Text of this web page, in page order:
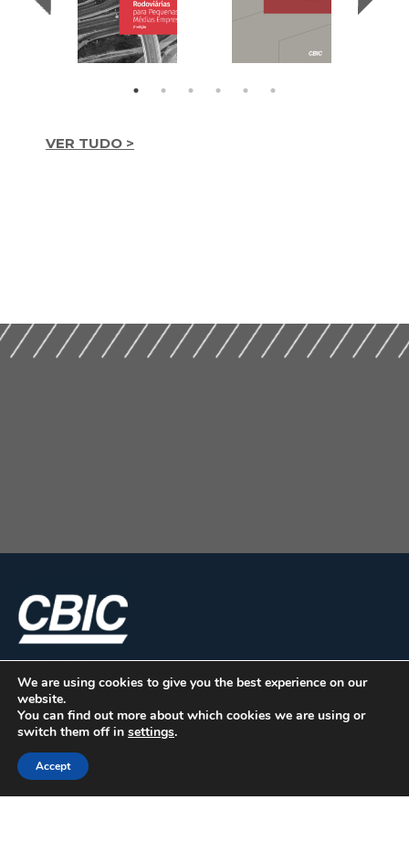
VER TUDO >
CBIC | SBN Quadra 01 – Bloco I – 4º Andar Edifício:
We are using cookies to give you the best experience on our
website.
You can find out more about which cookies we are using or
switch them off in settings.
Accept